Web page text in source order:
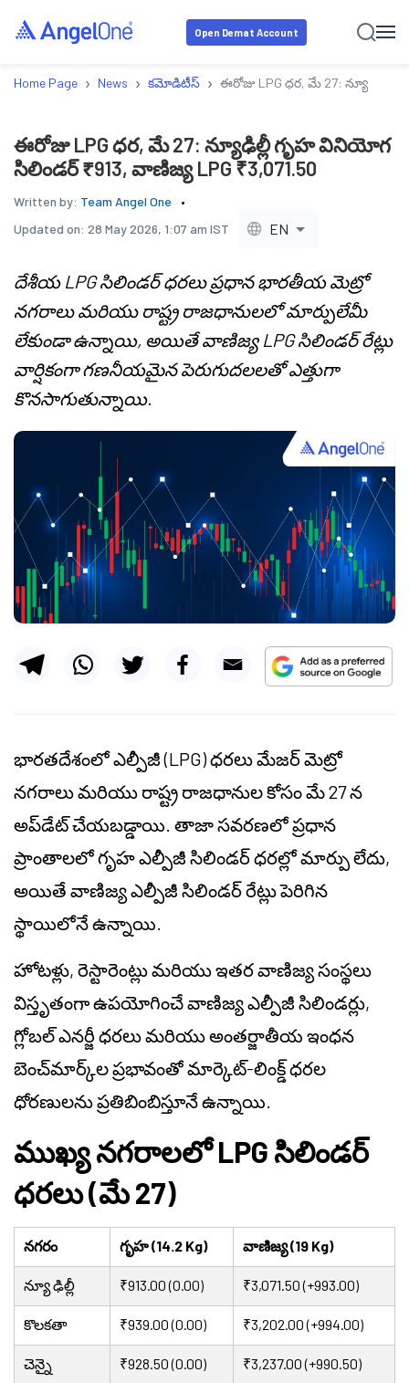
Open Demat Account
Home Page › News › కమోడిటీస్ › ఈరోజు LPG ధర, మే 27: న్యూఢిల్లీ
ఈరోజు LPG ధర, మే 27: న్యూఢిల్లీ గృహ వినియోగ
సిలిండర్ ₹913, వాణిజ్య LPG ₹3,071.50
Written by: Team Angel One
Updated on: 28 May 2026, 1:07 am IST EN
దేశీయ LPG సిలిండర్ ధరలు ప్రధాన భారతీయ మెట్రో
నగరాలు మరియు రాష్ట్ర రాజధానులలో మార్పులేమీ
లేకుండా ఉన్నాయి, అయితే వాణిజ్య LPG సిలిండర్ రేట్లు
వార్షికంగా గణనీయమైన పెరుగుదలలతో ఎత్తుగా
కొనసాగుతున్నాయి.
భారతదేశంలో ఎల్పీజీ (LPG) ధరలు మేజర్ మెట్రో
నగరాలు మరియు రాష్ట్ర రాజధానుల కోసం మే 27 న
అప్‌డేట్ చేయబడ్డాయి. తాజా సవరణలో ప్రధాన
ప్రాంతాలలో గృహ ఎల్పీజీ సిలిండర్ ధరల్లో మార్పు లేదు,
అయితే వాణిజ్య ఎల్పీజీ సిలిండర్ రేట్లు పెరిగిన
స్థాయిలోనే ఉన్నాయి.
హోటళ్లు, రెస్టారెంట్లు మరియు ఇతర వాణిజ్య సంస్థలు
విస్తృతంగా ఉపయోగించే వాణిజ్య ఎల్పీజీ సిలిండర్లు,
గ్లోబల్ ఎనర్జీ ధరలు మరియు అంతర్జాతీయ ఇంధన
బెంచ్‌మార్క్‌ల ప్రభావంతో మార్కెట్-లింక్డ్ ధరల
ధోరణులను ప్రతిబింబిస్తూనే ఉన్నాయి.
ముఖ్య నగరాలలో LPG సిలిండర్
ధరలు (మే 27)
నగరం గృహ (14.2 Kg) వాణిజ్య (19 Kg)
న్యూ ఢిల్లీ ₹913.00 (0.00) ₹3,071.50 (+993.00)
కొలకతా ₹939.00 (0.00) ₹3,202.00 (+994.00)
చెన్నై ₹928.50 (0.00) ₹3,237.00 (+990.50)